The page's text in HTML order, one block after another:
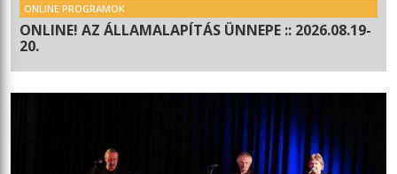
ONLINE PROGRAMOK
ONLINE! AZ ÁLLAMALAPÍTÁS ÜNNEPE :: 2026.08.19-
20.